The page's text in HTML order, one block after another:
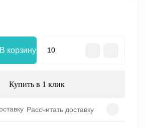
В корзину
Купить в 1 клик
Рассчитать доставку